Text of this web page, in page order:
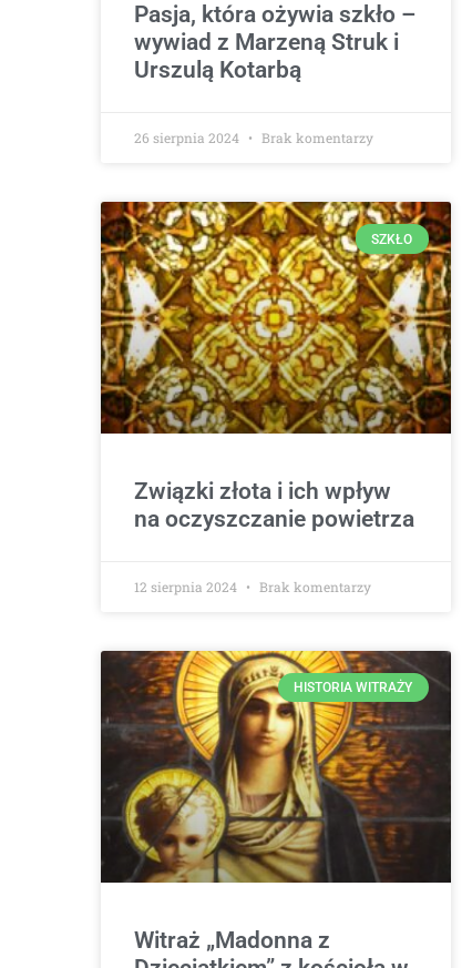
Pasja, która ożywia szkło –
wywiad z Marzeną Struk i
Urszulą Kotarbą
26 sierpnia 2024 Brak komentarzy
SZKŁO
Związki złota i ich wpływ
na oczyszczanie powietrza
12 sierpnia 2024 Brak komentarzy
HISTORIA WITRAŻY
Witraż „Madonna z